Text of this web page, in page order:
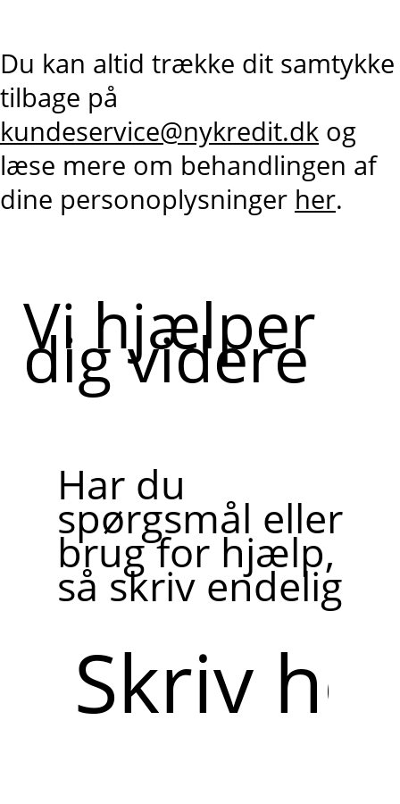
Du kan altid trække dit samtykke
tilbage på
kundeservice@nykredit.dk og
læse mere om behandlingen af
dine personoplysninger her.
Vi hjælper
dig videre
Har du
spørgsmål eller
brug for hjælp,
så skriv endelig
her